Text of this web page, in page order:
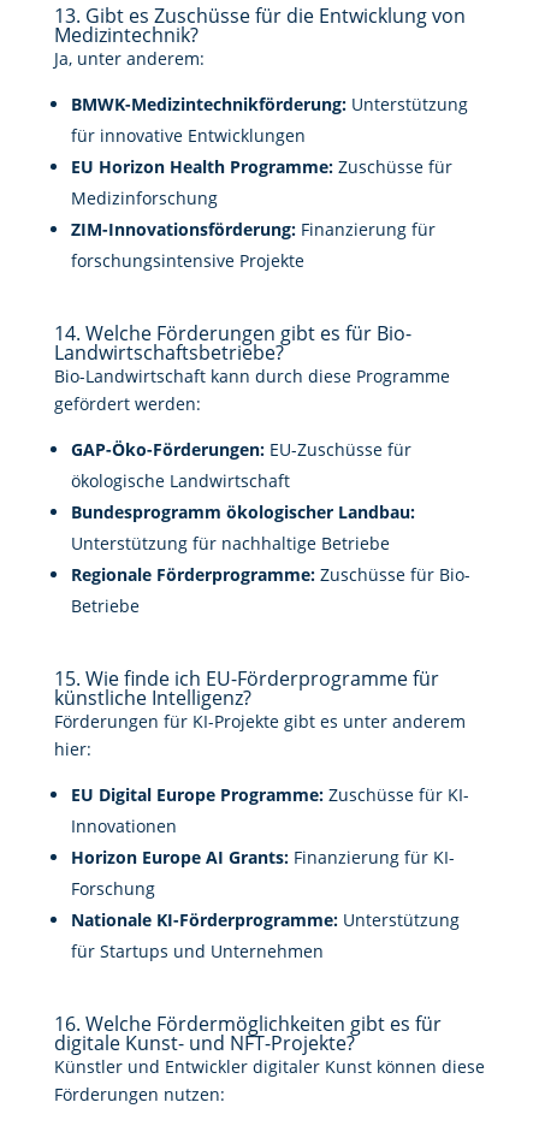
13. Gibt es Zuschüsse für die Entwicklung von
Medizintechnik?
Ja, unter anderem:
BMWK-Medizintechnikförderung:Unterstützung
für innovative Entwicklungen
EU Horizon Health Programme:Zuschüsse für
Medizinforschung
ZIM-Innovationsförderung:Finanzierung für
forschungsintensive Projekte
14. Welche Förderungen gibt es für Bio-
Landwirtschaftsbetriebe?
Bio-Landwirtschaft kann durch diese Programme
gefördert werden:
GAP-Öko-Förderungen:EU-Zuschüsse für
ökologische Landwirtschaft
Bundesprogramm ökologischer Landbau:
Unterstützung für nachhaltige Betriebe
Regionale Förderprogramme:Zuschüsse für Bio-
Betriebe
15. Wie finde ich EU-Förderprogramme für
künstliche Intelligenz?
Förderungen für KI-Projekte gibt es unter anderem
hier:
EU Digital Europe Programme:Zuschüsse für KI-
Innovationen
Horizon Europe AI Grants:Finanzierung für KI-
Forschung
Nationale KI-Förderprogramme:Unterstützung
für Startups und Unternehmen
16. Welche Fördermöglichkeiten gibt es für
digitale Kunst- und NFT-Projekte?
Künstler und Entwickler digitaler Kunst können diese
Förderungen nutzen: